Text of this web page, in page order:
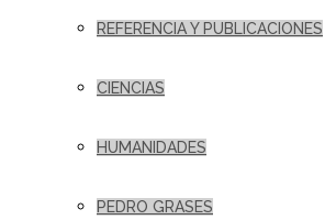
REFERENCIA Y PUBLICACIONES
CIENCIAS
HUMANIDADES
PEDRO GRASES